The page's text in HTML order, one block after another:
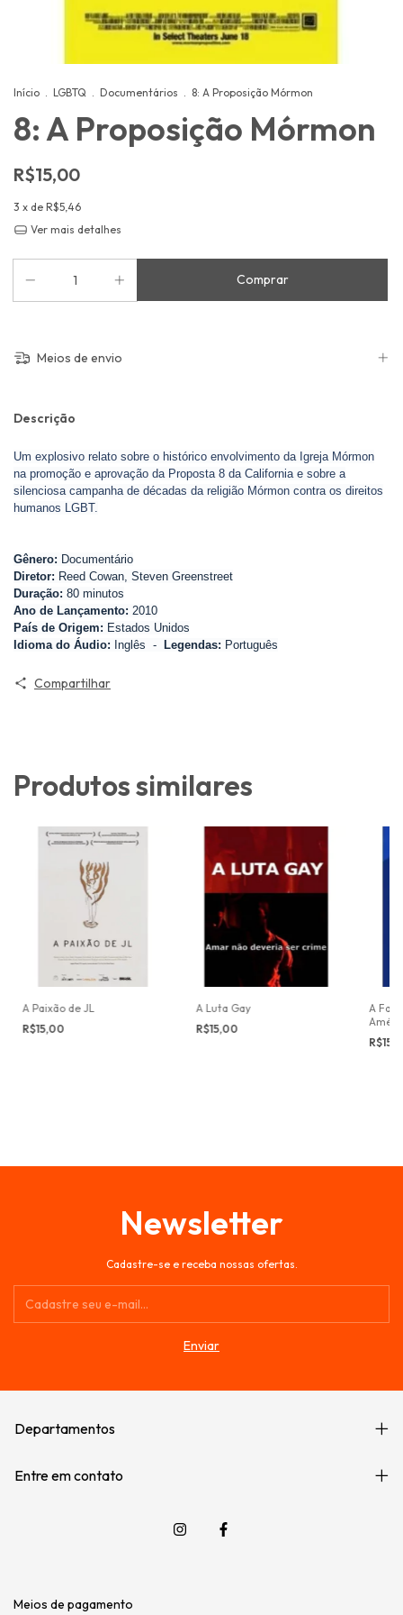
Início . LGBTQ . Documentários . 8: A Proposição Mórmon
8: A Proposição Mórmon
R$15,00
3 x de R$5,46
Ver mais detalhes
Meios de envio
Descrição
Um explosivo relato sobre o histórico envolvimento da Igreja Mórmon
na promoção e aprovação da Proposta 8 da California e sobre a
silenciosa campanha de décadas da religião Mórmon contra os direitos
humanos LGBT.
Gênero: Documentário
Diretor: Reed Cowan, Steven Greenstreet
Duração: 80 minutos
Ano de Lançamento: 2010
País de Origem: Estados Unidos
Idioma do Áudio: Inglês - Legendas: Português
Compartilhar
Produtos similares
A Paixão de JL
R$15,00
A Luta Gay
R$15,00
A
Newsletter
Cadastre-se e receba nossas ofertas.
Departamentos
Entre em contato
Meios de pagamento